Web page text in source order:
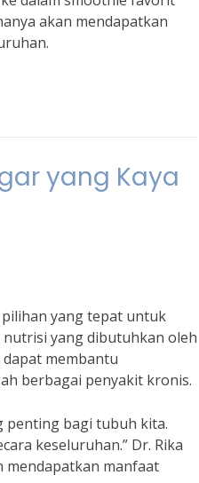
akan mendapatkan
yang Kaya
yang tepat untuk
yang dibutuhkan oleh
membantu
berbagai penyakit kronis.
penting bagi tubuh kita.
keseluruhan.” Dr. Rika
mendapatkan manfaat